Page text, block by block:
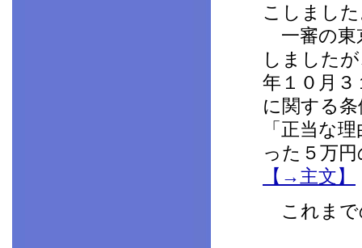
こしまし
一審の東
しました
年１０月３
に関する
「正当な
った５万
【→主文】
これまで